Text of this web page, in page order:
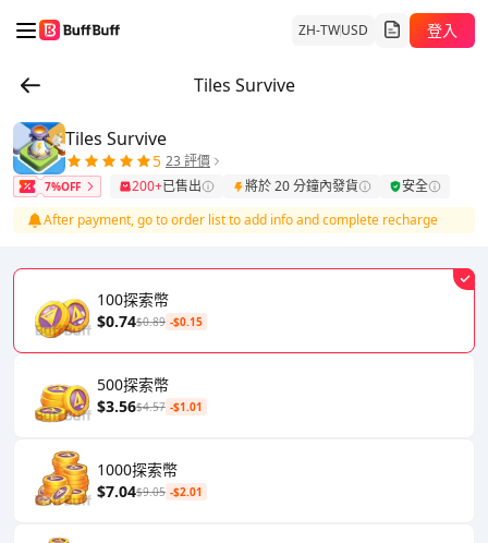
ZH-TWUSD 登入
Tiles Survive
Tiles Survive
5 23 評價
7%OFF 200+已售出 將於 20 分鐘內發貨
安全
After payment, go to order list to add info and complete recharge
100探索幣
$0.74$0.89 -$0.15
500探索幣
$3.56$4.57 -$1.01
1000探索幣
$7.04$9.05 -$2.01